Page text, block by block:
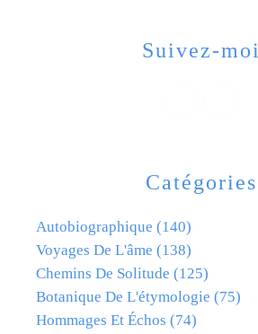
Catégories
Autobiographique (140)
Voyages De L'âme (138)
Chemins De Solitude (125)
Botanique De L'étymologie (75)
Hommages Et Échos (74)
Suivez-moi